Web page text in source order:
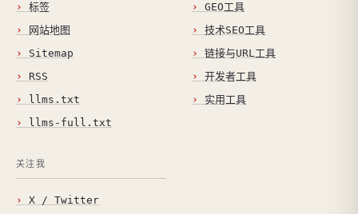
标签
网站地图
Sitemap
RSS
llms.txt
llms-full.txt
GEO工具
技术SEO工具
链接与URL工具
开发者工具
实用工具
关注我
X / Twitter